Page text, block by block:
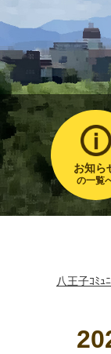
お知ら
の一覧
八王子ｺﾐ